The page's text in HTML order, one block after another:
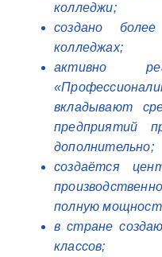
колледжи;
создано
колледжах;
активно
вкладывают
предприятий
дополнительно;
создаётся
полную
в стране
классов;